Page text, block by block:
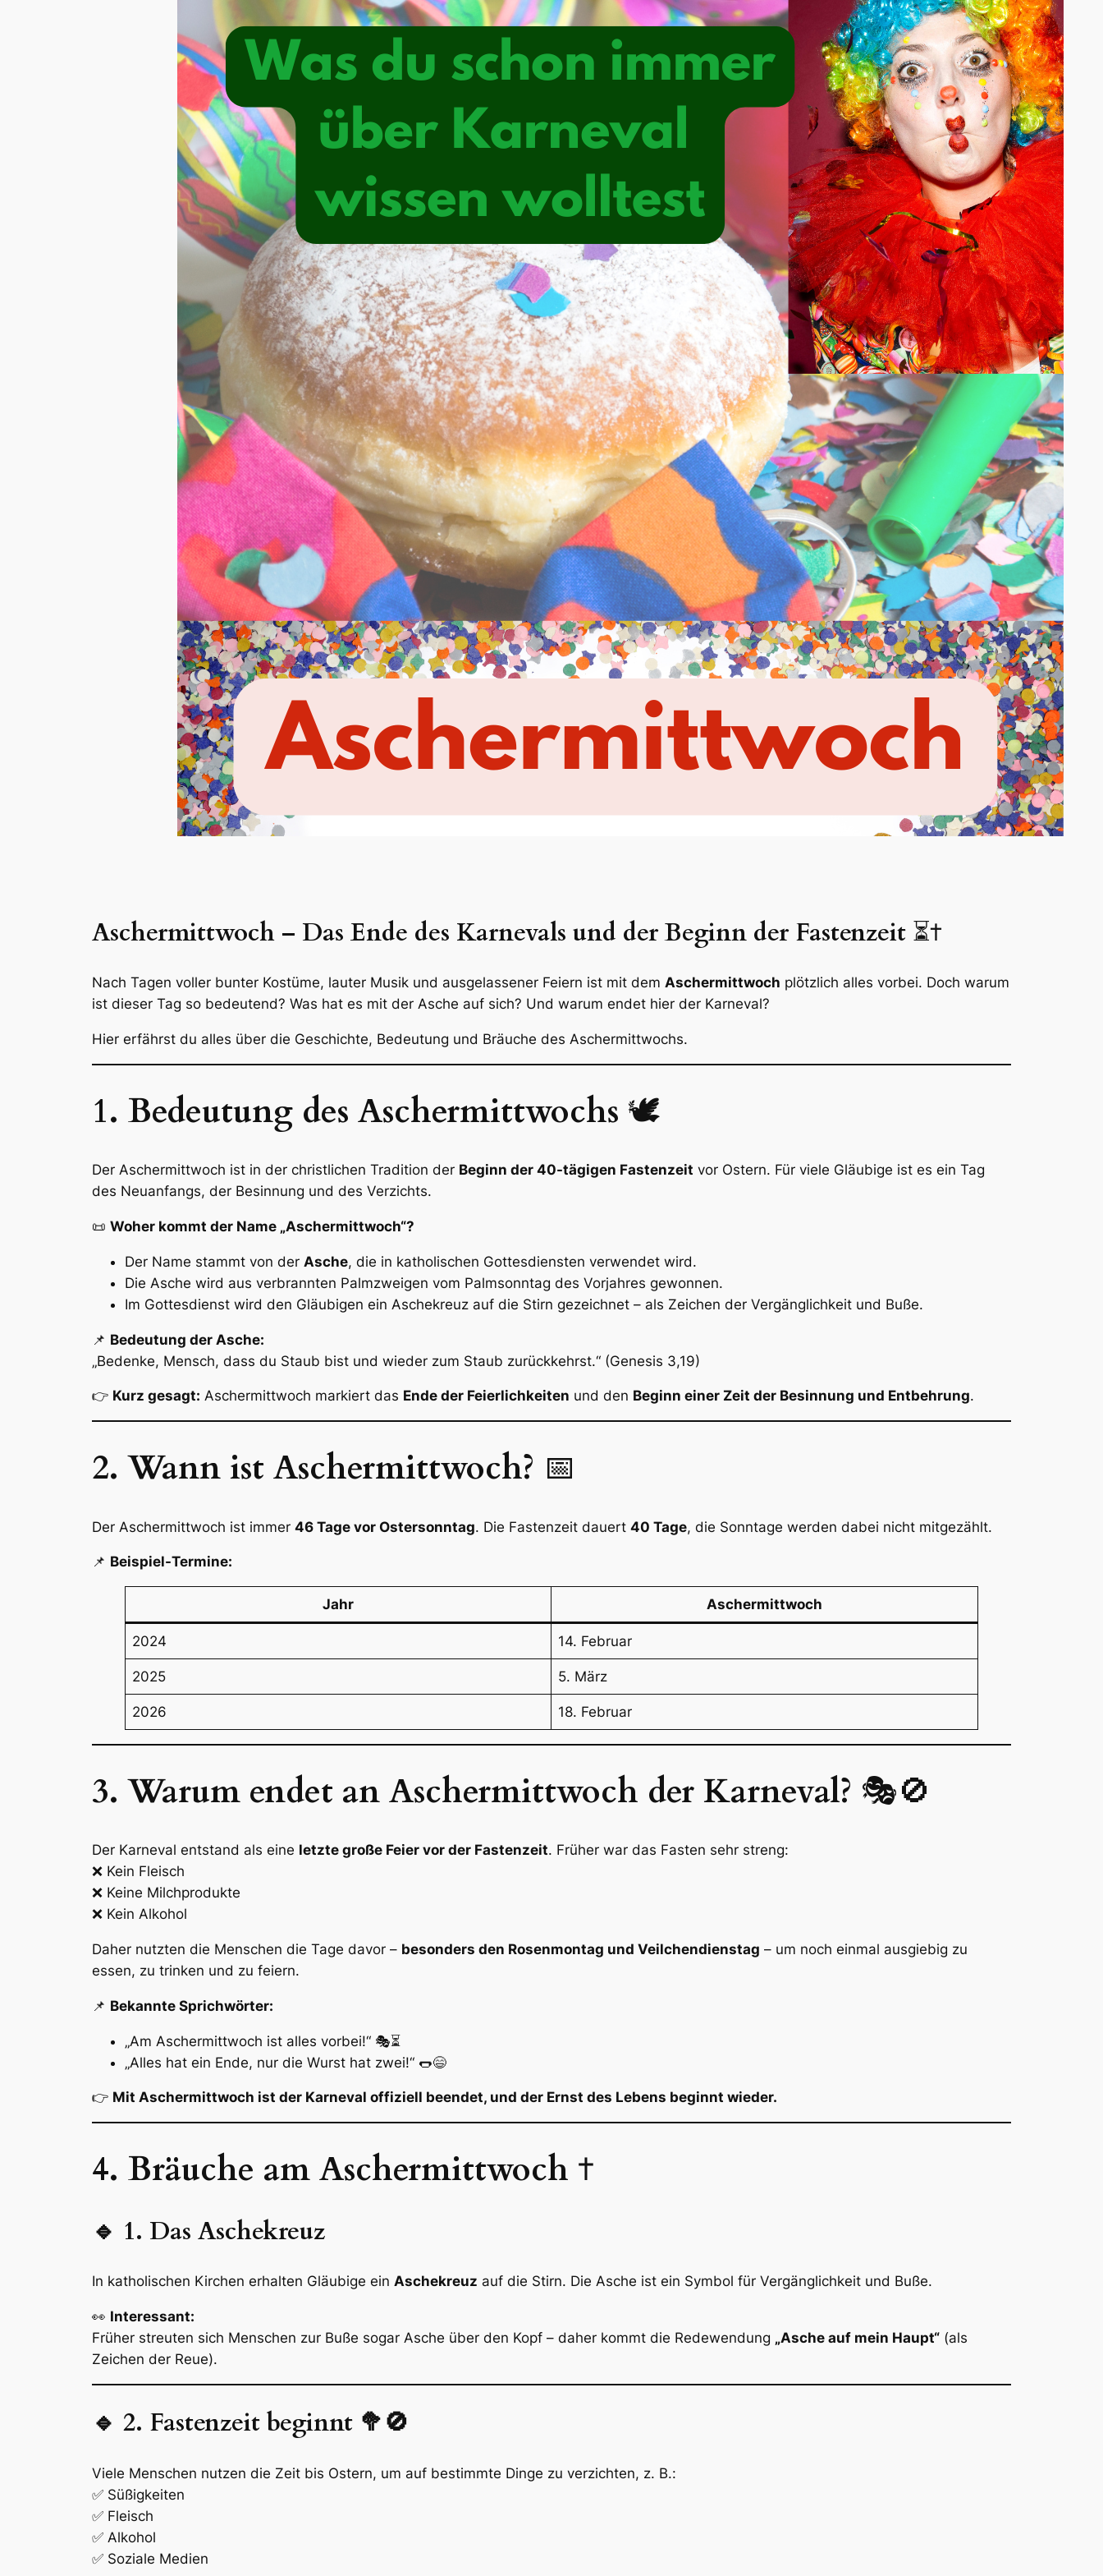
Aschermittwoch – Das Ende des Karnevals und der Beginn der Fastenzeit ⏳✝️
Nach Tagen voller bunter Kostüme, lauter Musik und ausgelassener Feiern ist mit dem Aschermittwoch plötzlich alles vorbei. Doch warum
ist dieser Tag so bedeutend? Was hat es mit der Asche auf sich? Und warum endet hier der Karneval?
Hier erfährst du alles über die Geschichte, Bedeutung und Bräuche des Aschermittwochs.
1. Bedeutung des Aschermittwochs 🕊️
Der Aschermittwoch ist in der christlichen Tradition der Beginn der 40-tägigen Fastenzeit vor Ostern. Für viele Gläubige ist es ein Tag
des Neuanfangs, der Besinnung und des Verzichts.
📜 Woher kommt der Name „Aschermittwoch“?
Der Name stammt von der Asche, die in katholischen Gottesdiensten verwendet wird.
Die Asche wird aus verbrannten Palmzweigen vom Palmsonntag des Vorjahres gewonnen.
Im Gottesdienst wird den Gläubigen ein Aschekreuz auf die Stirn gezeichnet – als Zeichen der Vergänglichkeit und Buße.
📌 Bedeutung der Asche:
„Bedenke, Mensch, dass du Staub bist und wieder zum Staub zurückkehrst.“ (Genesis 3,19)
👉 Kurz gesagt: Aschermittwoch markiert das Ende der Feierlichkeiten und den Beginn einer Zeit der Besinnung und Entbehrung.
2. Wann ist Aschermittwoch? 📅
Der Aschermittwoch ist immer 46 Tage vor Ostersonntag. Die Fastenzeit dauert 40 Tage, die Sonntage werden dabei nicht mitgezählt.
📌 Beispiel-Termine:
Jahr Aschermittwoch
2024 14. Februar
2025 5. März
2026 18. Februar
3. Warum endet an Aschermittwoch der Karneval? 🎭🚫
Der Karneval entstand als eine letzte große Feier vor der Fastenzeit. Früher war das Fasten sehr streng:
❌ Kein Fleisch
❌ Keine Milchprodukte
❌ Kein Alkohol
Daher nutzten die Menschen die Tage davor – besonders den Rosenmontag und Veilchendienstag – um noch einmal ausgiebig zu
essen, zu trinken und zu feiern.
📌 Bekannte Sprichwörter:
„Am Aschermittwoch ist alles vorbei!“ 🎭⏳
„Alles hat ein Ende, nur die Wurst hat zwei!“ 🌭😄
👉 Mit Aschermittwoch ist der Karneval offiziell beendet, und der Ernst des Lebens beginnt wieder.
4. Bräuche am Aschermittwoch ✝️
🔹 1. Das Aschekreuz
In katholischen Kirchen erhalten Gläubige ein Aschekreuz auf die Stirn. Die Asche ist ein Symbol für Vergänglichkeit und Buße.
👀 Interessant:
Früher streuten sich Menschen zur Buße sogar Asche über den Kopf – daher kommt die Redewendung „Asche auf mein Haupt“ (als
Zeichen der Reue).
🔹 2. Fastenzeit beginnt 🥦🚫
Viele Menschen nutzen die Zeit bis Ostern, um auf bestimmte Dinge zu verzichten, z. B.:
✅ Süßigkeiten
✅ Fleisch
✅ Alkohol
✅ Soziale Medien